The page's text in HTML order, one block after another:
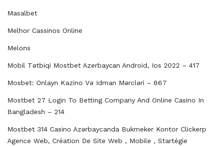
Masalbet
Melhor Cassinos Online
Melons
Mobil Tətbiqi Mostbet Azerbayсan Android, Ios 2022 – 417
Mosbet: Onlayn Kazino Və Idman Mərcləri – 867
Mostbet 27 Login To Betting Company And Online Casino In
Bangladesh – 214
Mostbet 314 Casino Azərbaycanda Bukmeker Kontor Clickerp
Agence Web, Création De Site Web , Mobile , Startégie